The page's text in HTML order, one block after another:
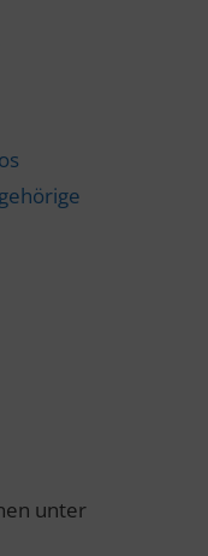
unter